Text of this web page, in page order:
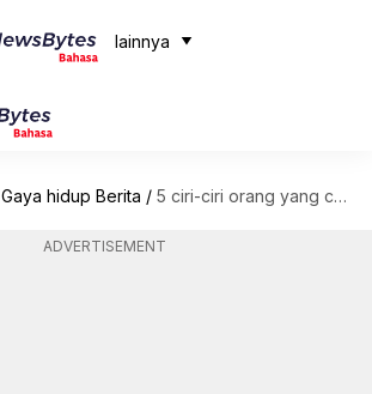
lainnya
Gaya hidup Berita / 5 ciri-ciri orang yang cerdas secara emosional
ADVERTISEMENT